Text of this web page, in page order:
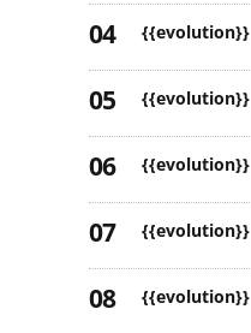
{{evolution}}
{{evolution}}
{{evolution}}
{{evolution}}
{{evolution}}